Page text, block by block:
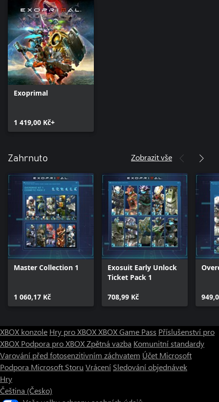
Exoprimal
1 419,00 Kč+
Zahrnuto Zobrazit vše
Master Collection 1
1 060,17 Kč
Exosuit Early Unlock
Ticket Pack 1
708,99 Kč
XBOX konzole Hry pro XBOXXBOX Game Pass Příslušenství pro
XBOX Podpora pro XBOXZpětná vazba Komunitní standardy
Varování před fotosenzitivním záchvatem Účet Microsoft
Podpora Microsoft Storu Vrácení Sledování objednávek
Hry
Čeština (Česko)